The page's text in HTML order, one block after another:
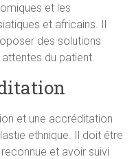
et les
et africains. Il
des solutions
du patient.
et une accréditation
ethnique. Il doit être
et avoir suivi